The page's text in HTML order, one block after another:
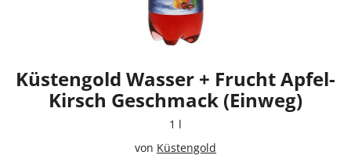
Küstengold Wasser + Frucht Apfel-
Kirsch Geschmack (Einweg)
1 l
von Küstengold